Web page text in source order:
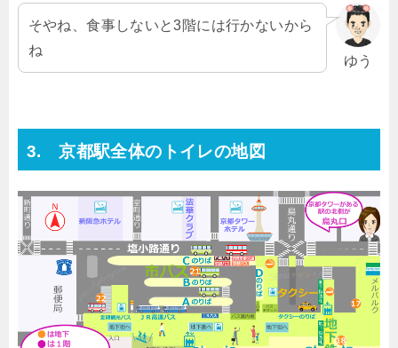
ゆう
そやね、食事しないと3階には行かないから
ね
3. 京都駅全体のトイレの地図